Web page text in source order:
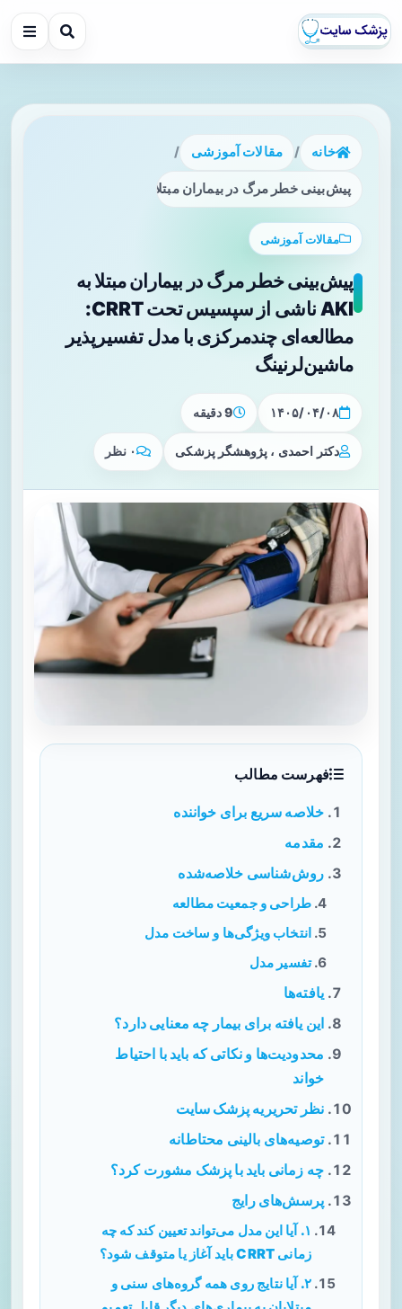
خانه / مقالات آموزشی /
پیش‌بینی خطر مرگ در بیماران مبتلا به AKI ناشی از سپسیس تحت CRRT: مطالعه‌ای چندمرکزی با مدل تفسیرپذیر ماشین‌لرنینگ
مقالات آموزشی
پیش‌بینی خطر مرگ در بیماران مبتلا به
AKI ناشی از سپسیس تحت CRRT:
مطالعه‌ای چندمرکزی با مدل تفسیرپذیر
ماشین‌لرنینگ
۱۴۰۵/۰۴/۰۸ 9 دقیقه
دکتر احمدی ، پژوهشگر پزشکی ۰ نظر
فهرست مطالب
خلاصه سریع برای خواننده
مقدمه
روش‌شناسی خلاصه‌شده
طراحی و جمعیت مطالعه
انتخاب ویژگی‌ها و ساخت مدل
تفسیر مدل
یافته‌ها
این یافته برای بیمار چه معنایی دارد؟
محدودیت‌ها و نکاتی که باید با احتیاط
خواند
نظر تحریریه پزشک سایت
توصیه‌های بالینی محتاطانه
چه زمانی باید با پزشک مشورت کرد؟
پرسش‌های رایج
۱. آیا این مدل می‌تواند تعیین کند که چه
زمانی CRRT باید آغاز یا متوقف شود؟
۲. آیا نتایج روی همه گروه‌های سنی و